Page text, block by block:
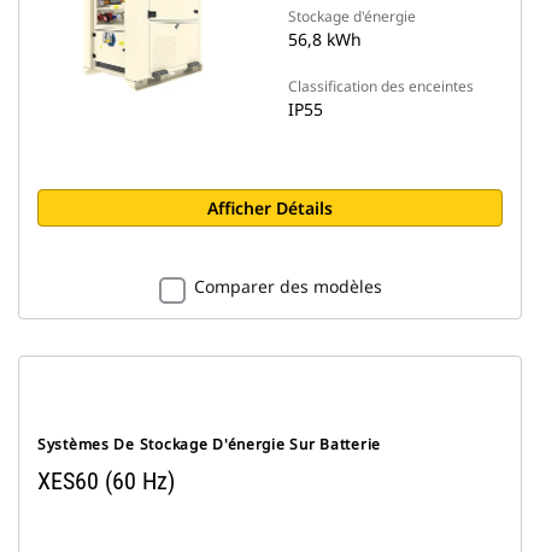
Stockage d'énergie
56,8 kWh
Classification des enceintes
IP55
Afficher Détails
Comparer des modèles
Systèmes De Stockage D'énergie Sur Batterie
XES60 (60 Hz)